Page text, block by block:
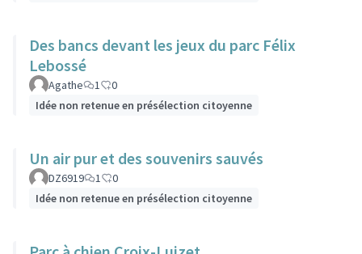
Des bancs devant les jeux du parc Félix
Lebossé
Agathe 1
0
Idée non retenue en présélection citoyenne
Un air pur et des souvenirs sauvés
DZ6919 1
0
Idée non retenue en présélection citoyenne